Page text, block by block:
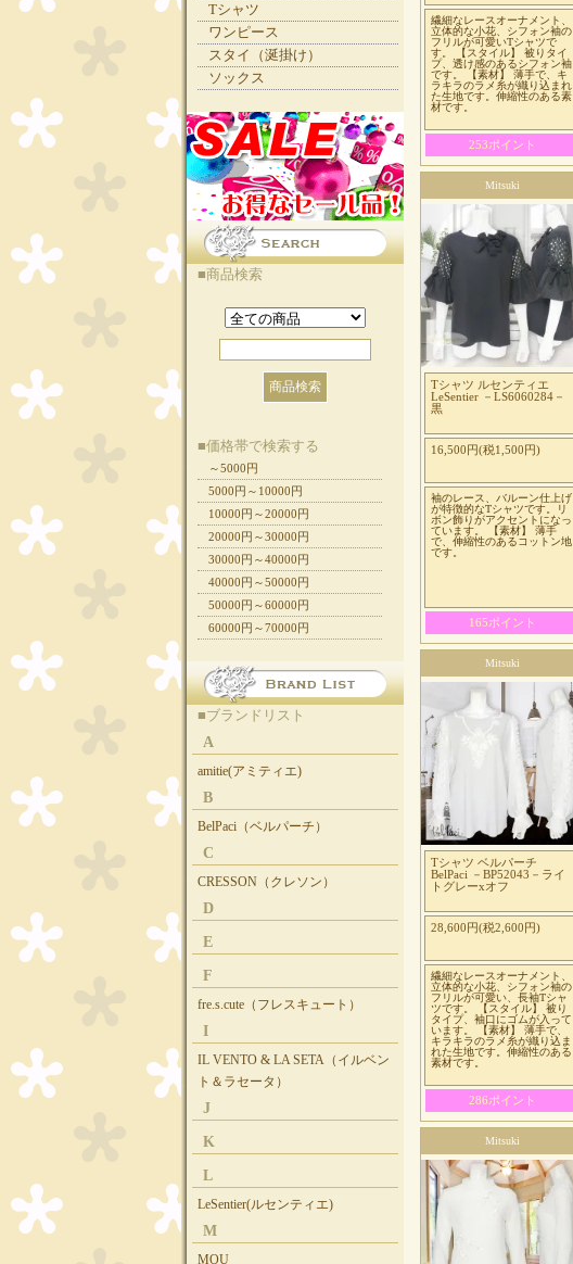
繊細なレースオーナメント、
立体的な小花、シフォン袖の
フリルが可愛いTシャツで
す。 【スタイル】 被りタイ
プ、透け感のあるシフォン袖
です。 【素材】 薄手で、キ
ラキラのラメ糸が織り込まれ
た生地です。伸縮性のある素
材です。
253ポイント
Mitsuki
Tシャツ ルセンティエ
LeSentier －LS6060284－
黒
16,500円(税1,500円)
袖のレース、バルーン仕上げ
が特徴的なTシャツです。リ
ボン飾りがアクセントになっ
ています。 【素材】 薄手
で、伸縮性のあるコットン地
です。
165ポイント
Mitsuki
Tシャツ ベルパーチ
BelPaci －BP52043－ライ
トグレーxオフ
28,600円(税2,600円)
繊細なレースオーナメント、
立体的な小花、シフォン袖の
フリルが可愛い、長袖Tシャ
ツです。 【スタイル】 被り
タイプ、袖口にゴムが入って
います。 【素材】 薄手で、
キラキラのラメ糸が織り込ま
れた生地です。伸縮性のある
素材です。
286ポイント
Mitsuki
Tシャツ
ワンピース
スタイ（涎掛け）
ソックス
■商品検索
■価格帯で検索する
～5000円
5000円～10000円
10000円～20000円
20000円～30000円
30000円～40000円
40000円～50000円
50000円～60000円
60000円～70000円
■ブランドリスト
A
amitie(アミティエ)
B
BelPaci（ベルパーチ）
C
CRESSON（クレソン）
D
E
F
fre.s.cute（フレスキュート）
I
IL VENTO & LA SETA（イルベン
ト＆ラセータ）
J
K
L
LeSentier(ルセンティエ)
M
MOU